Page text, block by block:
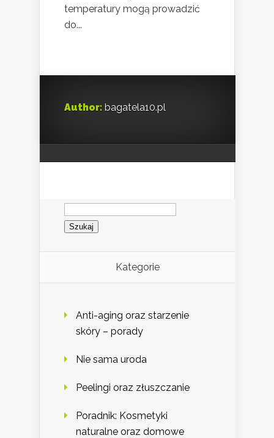
temperatury mogą prowadzić
do...
Author: bagatela10.pl
Szukaj:
Kategorie
Anti-aging oraz starzenie
skóry – porady
Nie sama uroda
Peelingi oraz złuszczanie
Poradnik: Kosmetyki
naturalne oraz domowe